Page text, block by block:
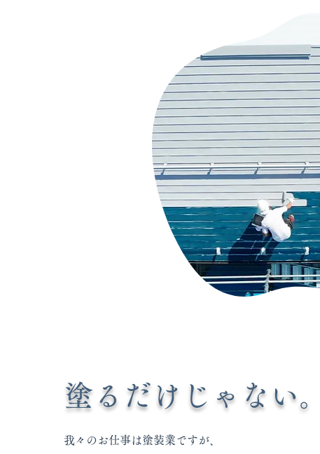
塗るだけじゃない。
​我々のお仕事は塗装業ですが、